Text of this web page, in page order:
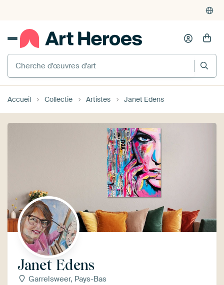
Cherche d'œuvres d'art
Accueil Collectie Artistes Janet Edens
Janet Edens
Garrelsweer, Pays-Bas